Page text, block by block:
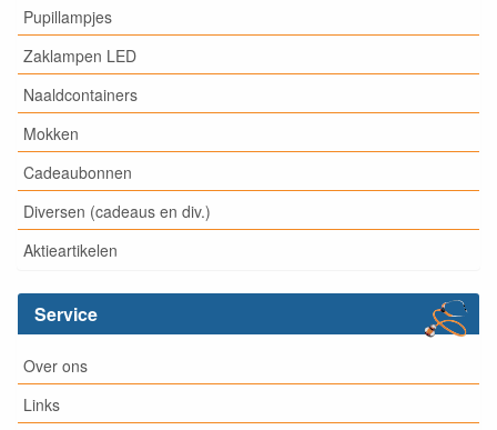
Pupillampjes
Zaklampen LED
Naaldcontainers
Mokken
Cadeaubonnen
Diversen (cadeaus en div.)
Aktieartikelen
Service
Over ons
Links